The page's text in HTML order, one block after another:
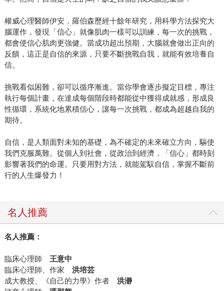
權威心理醫師伊安．羅伯森歷經十餘年研究，用科學方法探究大
腦運作，發現「信心」就像肌肉一樣可以訓練，每一次的挑戰，
都會使信心肌肉更強健。當成功超出預期，大腦就會做出正向的
反饋，這正是自信的來源，只要不斷挑戰自我，就能有效培養自
信。
挑戰看似困難，卻可以循序漸進。當你學會逐步擬定目標，專注
執行每個計畫，在達成每個階段時都能從中獲得成就感，形成良
性循環，系統化地累積信心，讓每一次挑戰，都成為超越自我的
期待。
自信，是人類面對未知的基礎，為不確定的未來確立方向，驅使
我們克服萬難。從個人到社會，從政治到經濟，「信心」都時刻
影響著我們的命運。只要用對方法，就能駕馭自信，掌握不斷前
行的人生爆發力！
名人推薦
名人推薦：
臨床心理師 王意中
臨床心理師、作家 洪培芸
成大教授、《自己的力學》作者 洪瀞